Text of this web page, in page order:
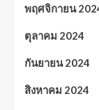
พฤศจิกายน
ตุลาคม 2024
กันยายน 2024
สิงหาคม 2024